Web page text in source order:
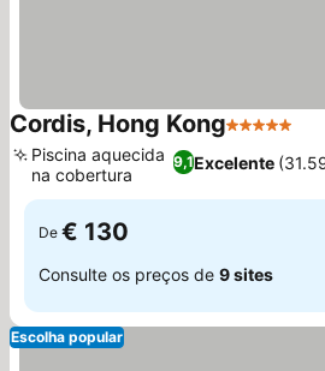
Cordis, Hong Kong5 Estrelas
9,1Excelente
Piscina aquecida
na cobertura
De € 130
Consulte os preços de 9 sites
Escolha popular